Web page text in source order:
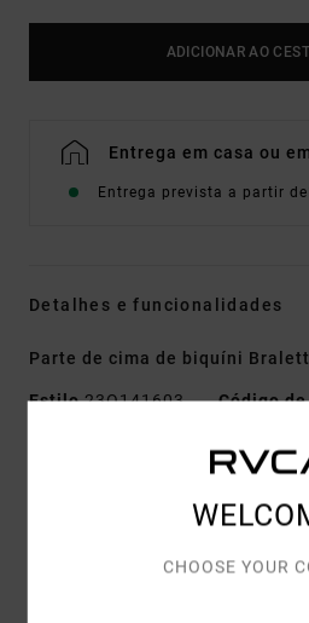
ADICIONAR AO
Entrega em casa ou
Entrega prevista a partir de
Detalhes e funcionalidades
Parte de cima de biquíni
Estilo23O141603 Código
Mistura de nylon
CHOOSE YOUR